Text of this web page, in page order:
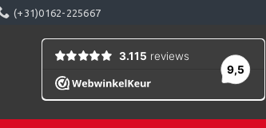
(+31)0162-225667